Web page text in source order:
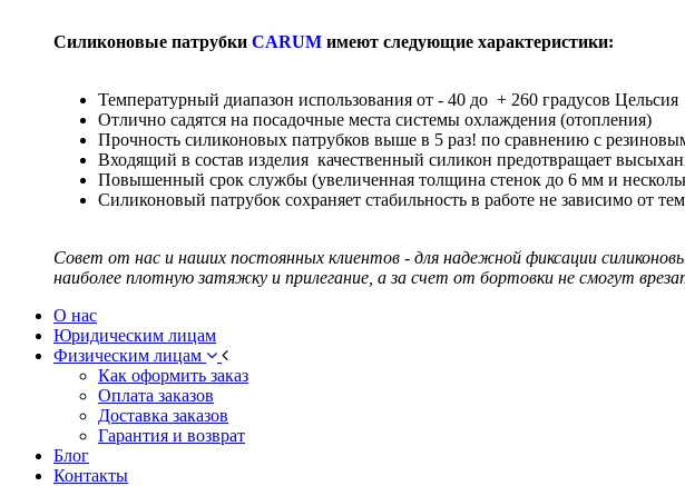
Силиконовые патрубки CARUM имеют следующие характеристики:
Температурный диапазон использования от - 40 до + 260 градусов Цельсия
Отлично садятся на посадочные места системы охлаждения (отопления)
Прочность силиконовых патрубков выше в 5 раз! по сравнению с
Входящий в состав изделия качественный силикон предотвращает
Повышенный срок службы (увеличенная толщина стенок до 6 мм и
Силиконовый патрубок сохраняет стабильность в работе не зависимо от
Совет от нас и наших постоянных клиентов - для надежной фиксации
наиболее плотную затяжку и прилегание, а за счет от бортовки не смогут
О нас
Юридическим лицам
Физическим лицам
Как оформить заказ
Оплата заказов
Доставка заказов
Гарантия и возврат
Блог
Контакты